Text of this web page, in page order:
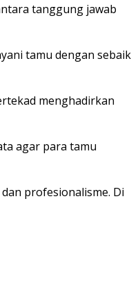
tanggung jawab
tamu dengan sebaik
menghadirkan
agar para tamu
profesionalisme. Di